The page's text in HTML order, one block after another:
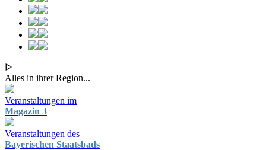
ᐅ
Alles in ihrer Region...
Veranstaltungen im
Magazin 3
Veranstaltungen des
Bayerischen Staatsbads